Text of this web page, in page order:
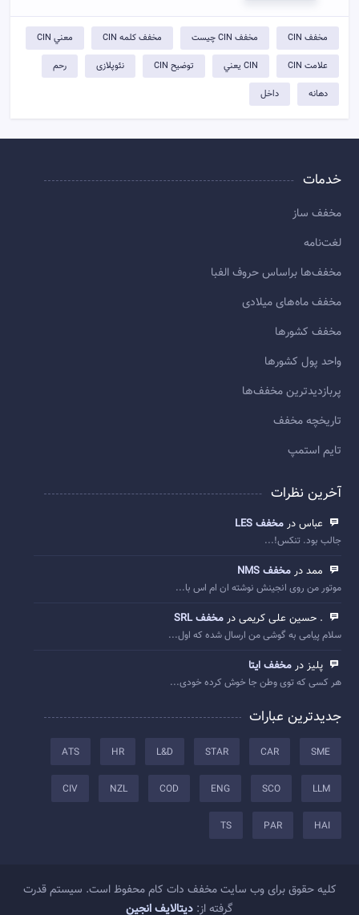
مخفف CIN مخفف CIN چيست مخفف کلمه CIN معني CIN
علامت CIN CIN يعني توضيح CIN نئوپلازی رحم
دهانه داخل
خدمات
مخفف ساز
لغت‌نامه
مخفف‌ها براساس حروف الفبا
مخفف ماه‌های میلادی
مخفف کشورها
واحد پول کشورها
پربازديدترين مخفف‌ها
تاريخچه مخفف
تایم استمپ
آخرین نظرات
عباس در مخفف LES
جالب بود. تنکس!...
ممد در مخفف NMS
موتور من روی انجینش نوشته ان ام اس با...
. حسین علی کریمی در مخفف SRL
سلام پیامی به گوشی من ارسال شده که اول...
پلیز در مخفف ایتا
هر کسی که توی وطن جا خوش کرده خودی...
جدیدترین عبارات
SME
CAR
STAR
L&D
HR
ATS
LLM
SCO
ENG
COD
NZL
CIV
HAI
PAR
TS
کلیه حقوق برای وب سایت مخفف دات کام محفوظ است. سیستم قدرت
گرفته از: دیتالایف انجین